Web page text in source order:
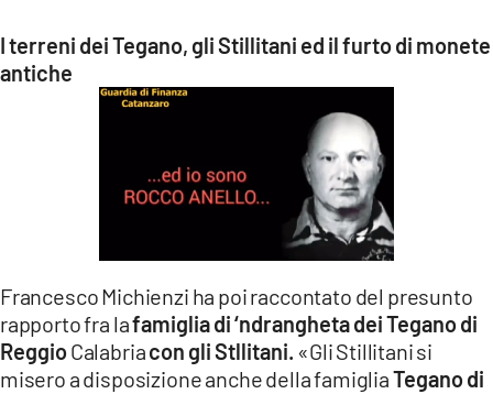
I terreni dei Tegano, gli Stillitani ed il furto di monete
antiche
Francesco Michienzi ha poi raccontato del presunto
rapporto fra lafamiglia di ‘ndrangheta dei Tegano di
ReggioCalabriacon gli Stllitani. «Gli Stillitani si
misero a disposizione anche della famigliaTegano di